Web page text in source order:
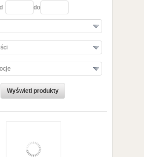
do
zobacz szczegóły